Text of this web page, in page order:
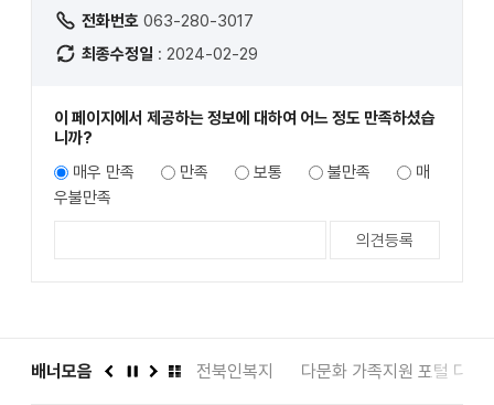
전화번호 063-280-3017
최종수정일 : 2024-02-29
이 페이지에서 제공하는 정보에 대하여 어느 정도 만족하셨습
니까?
매우 만족
만족 보통 불만족
매
우불만족
배너모음
서관 인권상담 1331 전북인복지 다문화 가족지원 포털 다누